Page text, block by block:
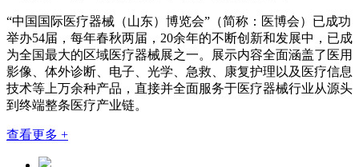
“中国国际医疗器械（山东）博览会”（简称：医博会）已成功
举办54届，每年春秋两届，20余年的不断创新和发展中，已成
为全国最大的区域医疗器械展之一。展示内容全面涵盖了医用
影像、体外诊断、电子、光学、急救、康复护理以及医疗信息
技术等上万余种产品，直接并全面服务于医疗器械行业从源头
到终端整条医疗产业链。
查看更多 +